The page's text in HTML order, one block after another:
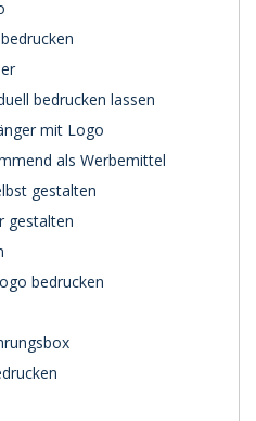
bedrucken lassen
mit Logo
als Werbemittel
gestalten
gestalten
bedrucken